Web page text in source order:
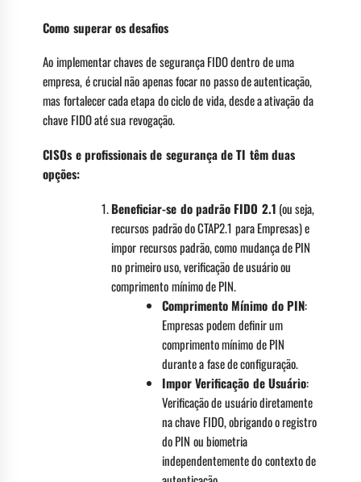
Como superar os desafios
Ao implementar chaves de segurança FIDO dentro de uma
empresa, é crucial não apenas focar no passo de autenticação,
mas fortalecer cada etapa do ciclo de vida, desde a ativação da
chave FIDO até sua revogação.
CISOs e profissionais de segurança de TI têm duas
opções:
Beneficiar-se do padrão FIDO 2.1 (ou seja,
recursos padrão do CTAP2.1 para Empresas) e
impor recursos padrão, como mudança de PIN
no primeiro uso, verificação de usuário ou
comprimento mínimo de PIN.
Comprimento Mínimo do PIN:
Empresas podem definir um
comprimento mínimo de PIN
durante a fase de configuração.
Impor Verificação de Usuário:
Verificação de usuário diretamente
na chave FIDO, obrigando o registro
do PIN ou biometria
independentemente do contexto de